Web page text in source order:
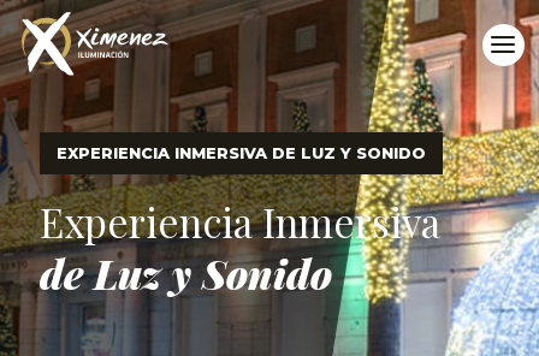
EXPERIENCIA INMERSIVA DE LUZ Y SONIDO
Experiencia Inmersiva
de Luz y Sonido